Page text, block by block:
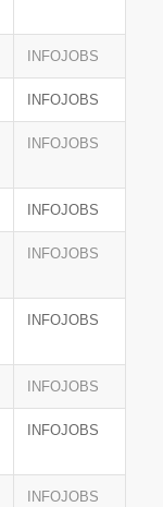
INFOJOBS
INFOJOBS
INFOJOBS
INFOJOBS
INFOJOBS
INFOJOBS
INFOJOBS
INFOJOBS
INFOJOBS